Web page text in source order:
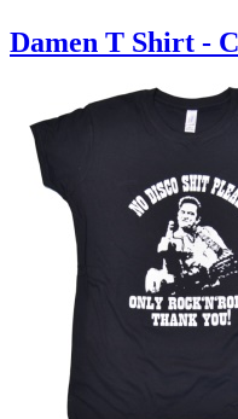
Damen T Shirt -